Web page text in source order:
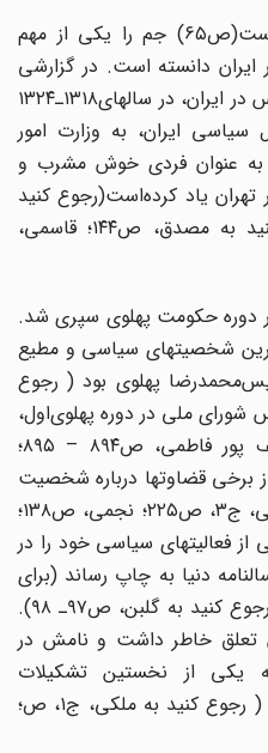
از نظر شخصیتِ سیاسی‌، فردوست‌(ص‌۶۵) جم‌ را یکی‌ از مهم
دانسته ‌است‌. در گزارشی‌
که‌ بولارد، سفیر کبیر دولت‌ انگلیس ‌در ایران‌، در سالهای‌۱۳۱۸ـ۱۳۲۴
‌ایران‌، به ‌وزارت ‌امور
‌عنوان‌ فردی ‌خوش ‌مشرب‌ و
‌یاد کرده‌است‌(رجوع کنید
به بولارد، ص‌۴۴۳؛ نیز رجوع کنید به مصدق‌، ص‌۱۴۴؛ قاسمی‌،
حکومت ‌پهلوی ‌سپری ‌شد.
‌شخصیتهای ‌سیاسی ‌و مطیع‌
پهلوی ‌بود ( رجوع
‌ملی‌ در دوره پهلوی‌اول‌،
ص‌۵۸، ۱۰۰ـ۱۰۳، ۱۴۷ـ ۱۴۸؛ سیف ‌پور فاطمی‌، ص‌۸۹۴ – ۸۹۵؛
از برخی ‌قضاوتها درباره‌ شخصیت‌
سیاسی‌ وی‌رجوع کنید به مستوفی‌، ج‌۳، ص‌۲۲۵؛ نجمی‌، ص‌۱۳۸؛
‌از فعالیتهای ‌سیاسی‌ خود را در
‌دنیا به‌ چاپ ‌رساند (برای‌
آگاهی‌ از مشخصات‌ این‌ مقالات‌رجوع کنید به گلبن‌، ص‌۹۷ـ ۹۸).
‌تعلق‌ خاطر داشت ‌و نامش ‌در
یکی ‌از نخستین‌ تشکیلات‌
فراماسونی ‌ایران ‌بود، آمده ‌است ( رجوع کنید به ملکی‌، ج‌۱، ص‌؛